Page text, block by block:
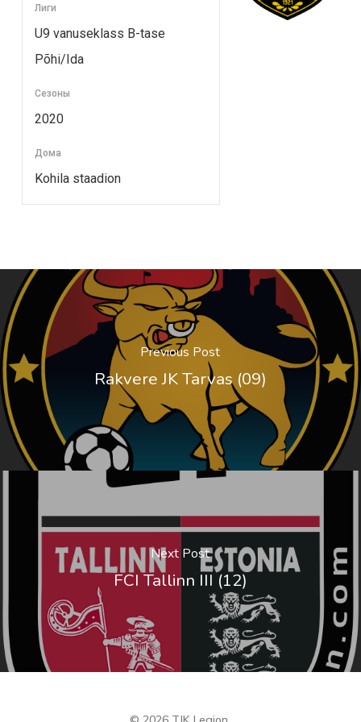
Лиги
U9 vanuseklass B-tase
Põhi/Ida
Сезоны
2020
Дома
Kohila staadion
Previous Post
Rakvere JK Tarvas (09)
Next Post
FCI Tallinn III (12)